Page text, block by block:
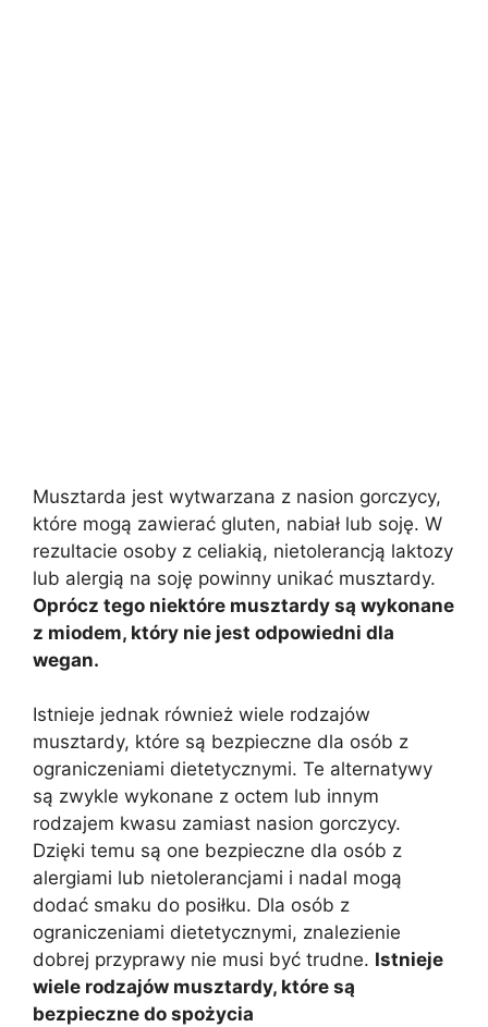
Musztarda jest wytwarzana z nasion gorczycy,
które mogą zawierać gluten, nabiał lub soję. W
rezultacie osoby z celiakią, nietolerancją laktozy
lub alergią na soję powinny unikać musztardy.
Oprócz tego niektóre musztardy są wykonane
z miodem, który nie jest odpowiedni dla
wegan.
Istnieje jednak również wiele rodzajów
musztardy, które są bezpieczne dla osób z
ograniczeniami dietetycznymi. Te alternatywy
są zwykle wykonane z octem lub innym
rodzajem kwasu zamiast nasion gorczycy.
Dzięki temu są one bezpieczne dla osób z
alergiami lub nietolerancjami i nadal mogą
dodać smaku do posiłku. Dla osób z
ograniczeniami dietetycznymi, znalezienie
dobrej przyprawy nie musi być trudne. Istnieje
wiele rodzajów musztardy, które są
bezpieczne do spożycia